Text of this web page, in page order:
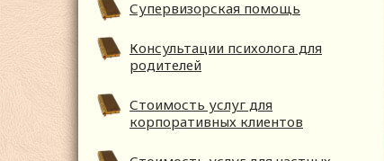
Супервизорская помощь
Консультации психолога для
родителей
Стоимость услуг для
корпоративных клиентов